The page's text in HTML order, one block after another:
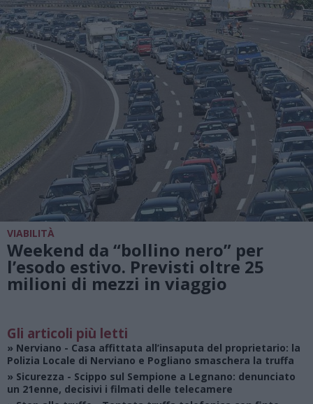
VIABILITÀ
Weekend da “bollino nero” per
l’esodo estivo. Previsti oltre 25
milioni di mezzi in viaggio
Gli articoli più letti
» Nerviano - Casa affittata all’insaputa del proprietario: la
Polizia Locale di Nerviano e Pogliano smaschera la truffa
» Sicurezza - Scippo sul Sempione a Legnano: denunciato
un 21enne, decisivi i filmati delle telecamere